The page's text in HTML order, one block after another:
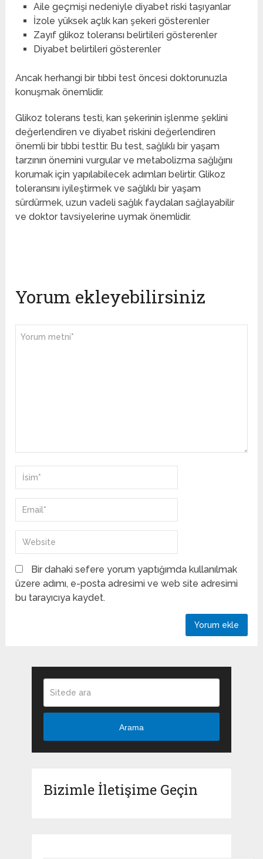
Aile geçmişi nedeniyle diyabet riski taşıyanlar
İzole yüksek açlık kan şekeri gösterenler
Zayıf glikoz toleransı belirtileri gösterenler
Diyabet belirtileri gösterenler
Ancak herhangi bir tıbbi test öncesi doktorunuzla
konuşmak önemlidir.
Glikoz tolerans testi, kan şekerinin işlenme şeklini
değerlendiren ve diyabet riskini değerlendiren
önemli bir tıbbi testtir. Bu test, sağlıklı bir yaşam
tarzının önemini vurgular ve metabolizma sağlığını
korumak için yapılabilecek adımları belirtir. Glikoz
toleransını iyileştirmek ve sağlıklı bir yaşam
sürdürmek, uzun vadeli sağlık faydaları sağlayabilir
ve doktor tavsiyelerine uymak önemlidir.
Yorum ekleyebilirsiniz
Bir dahaki sefere yorum yaptığımda kullanılmak
üzere adımı, e-posta adresimi ve web site adresimi
bu tarayıcıya kaydet.
Arama
Bizimle İletişime Geçin